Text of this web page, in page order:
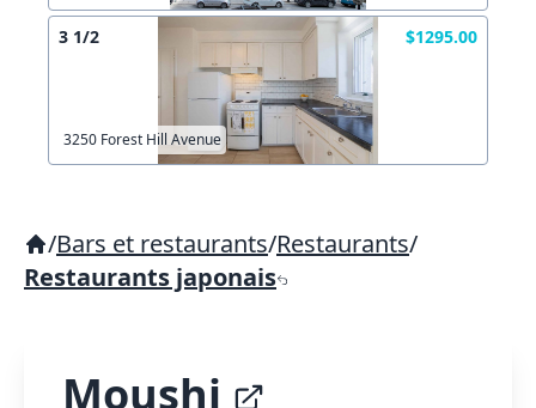
3 1/2 $1295.00
3250 Forest Hill Avenue
/Bars et restaurants/Restaurants/
Restaurants japonais
Moushi